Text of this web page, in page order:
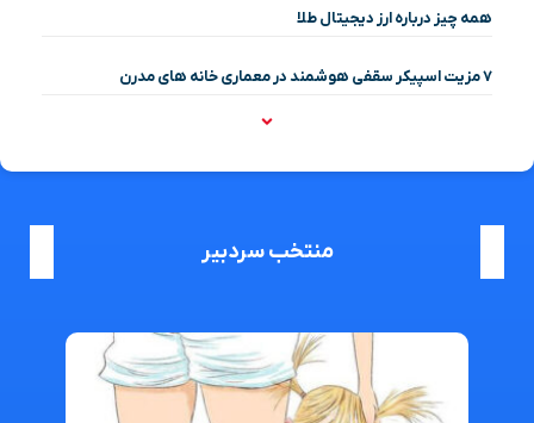
همه چیز درباره ارز دیجیتال طلا
۷ مزیت اسپیکر سقفی هوشمند در معماری خانه‌ های مدرن
منتخب سردبیر